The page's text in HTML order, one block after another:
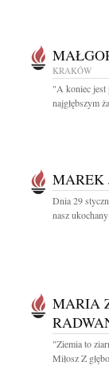
KRAKÓW
"A koniec jest
najgłębszym
MAREK
Dnia 29
nasz
MARIA
"Ziemia to
Miłosz Z